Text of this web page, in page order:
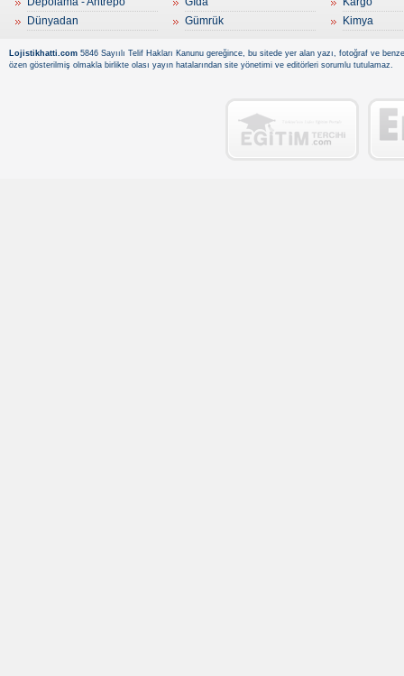
Dünyadan
Gümrük
Kimya
Lojistikhatti.com 5846 Sayıılı Telif Hakları Kanunu gereğince, bu sitede yer alan yazı, fotoğraf ve
özen gösterilmiş olmakla birlikte olası yayın hatalarından site yönetimi ve editörleri sorumlu tutulamaz.